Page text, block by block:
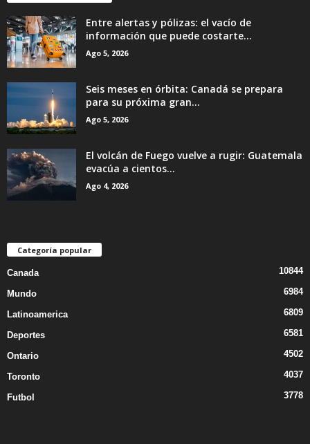
Entre alertas y pólizas: el vacío de
información que puede costarte...
Ago 5, 2026
Seis meses en órbita: Canadá se prepara
para su próxima gran...
Ago 5, 2026
El volcán de Fuego vuelve a rugir: Guatemala
evacúa a cientos...
Ago 4, 2026
Categoría popular
Canada 10844
Mundo 6984
Latinoamerica 6809
Deportes 6581
Ontario 4502
Toronto 4037
Futbol 3778